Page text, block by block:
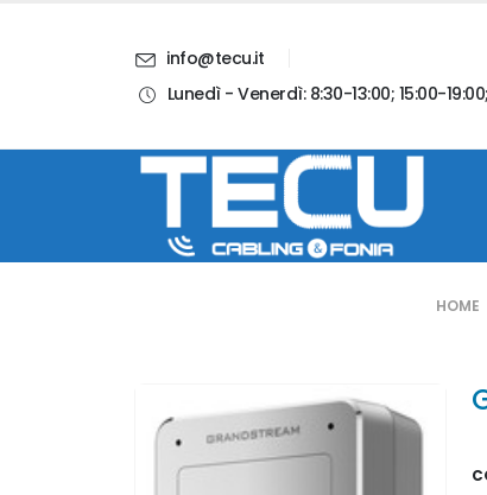
info@tecu.it
Lunedì - Venerdì: 8:30-13:00; 15:00-19:00;
HOME
Blog Contatti Account